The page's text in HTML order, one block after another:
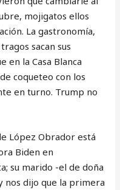
mojigatos ellos
La gastronomía,
sacan sus
en la Casa Blanca
coqueteo con los
en turno. Trump no
López Obrador está
Biden en
su marido -el de doña
nos dijo que la primera